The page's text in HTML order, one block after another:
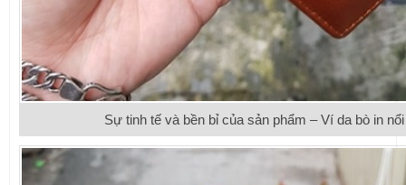
Sự tinh tế và bền bỉ của sản phẩm – Ví da bò in